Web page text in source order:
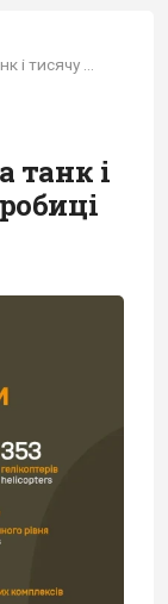
танк і